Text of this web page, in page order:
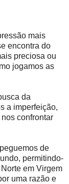
mais
encontra do
preciosa ou
jogamos as
da
a imperfeição,
confrontar
de
permitindo-
em Virgem
uma razão e